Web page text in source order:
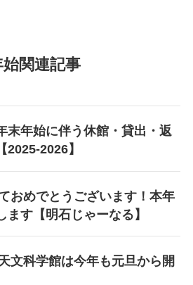
関連記事
末年始に伴う休館・貸出・返
2026】
おめでとうございます！本年
ます【明石じゃーなる】
文科学館は今年も元旦から開